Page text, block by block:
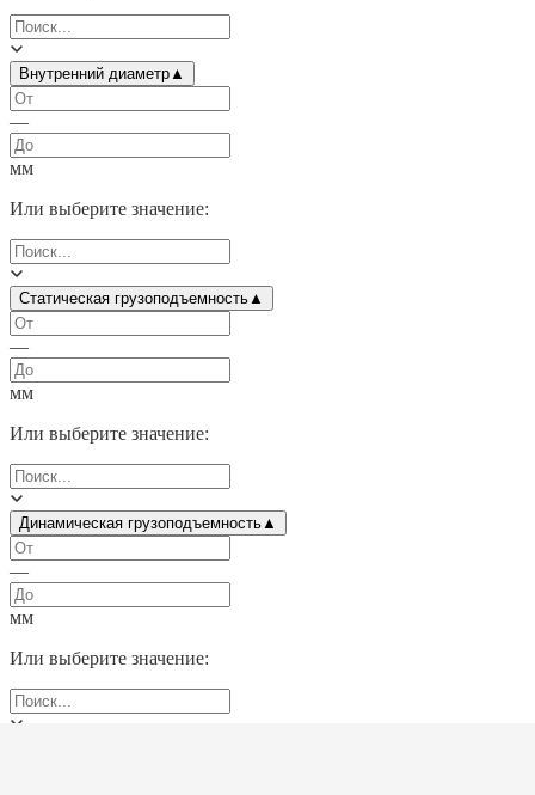
Внутренний диаметр▲
—
мм
Или выберите значение:
Статическая грузоподъемность▲
—
мм
Или выберите значение:
Динамическая грузоподъемность▲
—
мм
Или выберите значение: